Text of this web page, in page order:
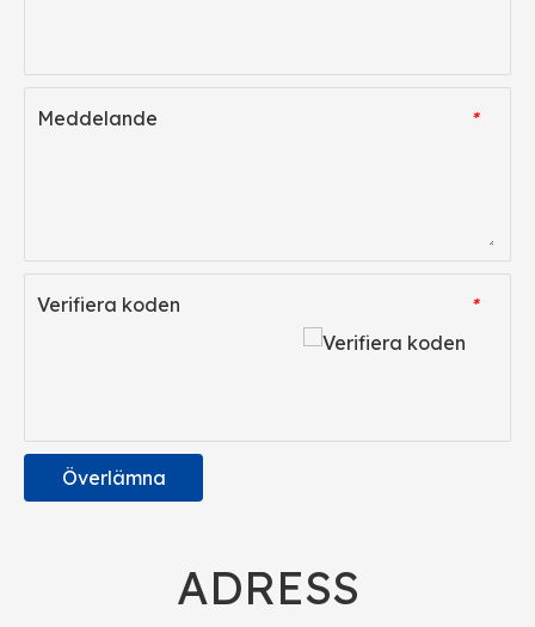
*
Meddelande
*
Verifiera koden
Överlämna
ADRESS